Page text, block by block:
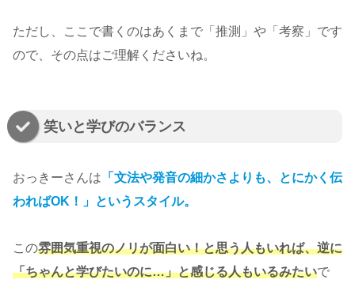
ただし、ここで書くのはあくまで「推測」や「考察」です
ので、その点はご理解くださいね。
笑いと学びのバランス
おっきーさんは 「文法や発音の細かさよりも、とにかく伝
わればOK！」というスタイル。
この雰囲気重視のノリが面白い！と思う人もいれば、逆に
「ちゃんと学びたいのに…」と感じる人もいるみたいで